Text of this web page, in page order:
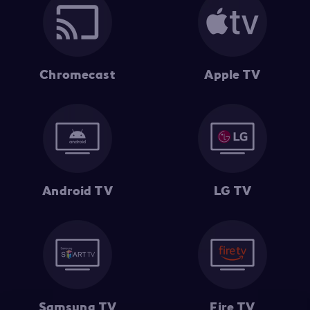
Chromecast Apple TV
Android TV LG TV